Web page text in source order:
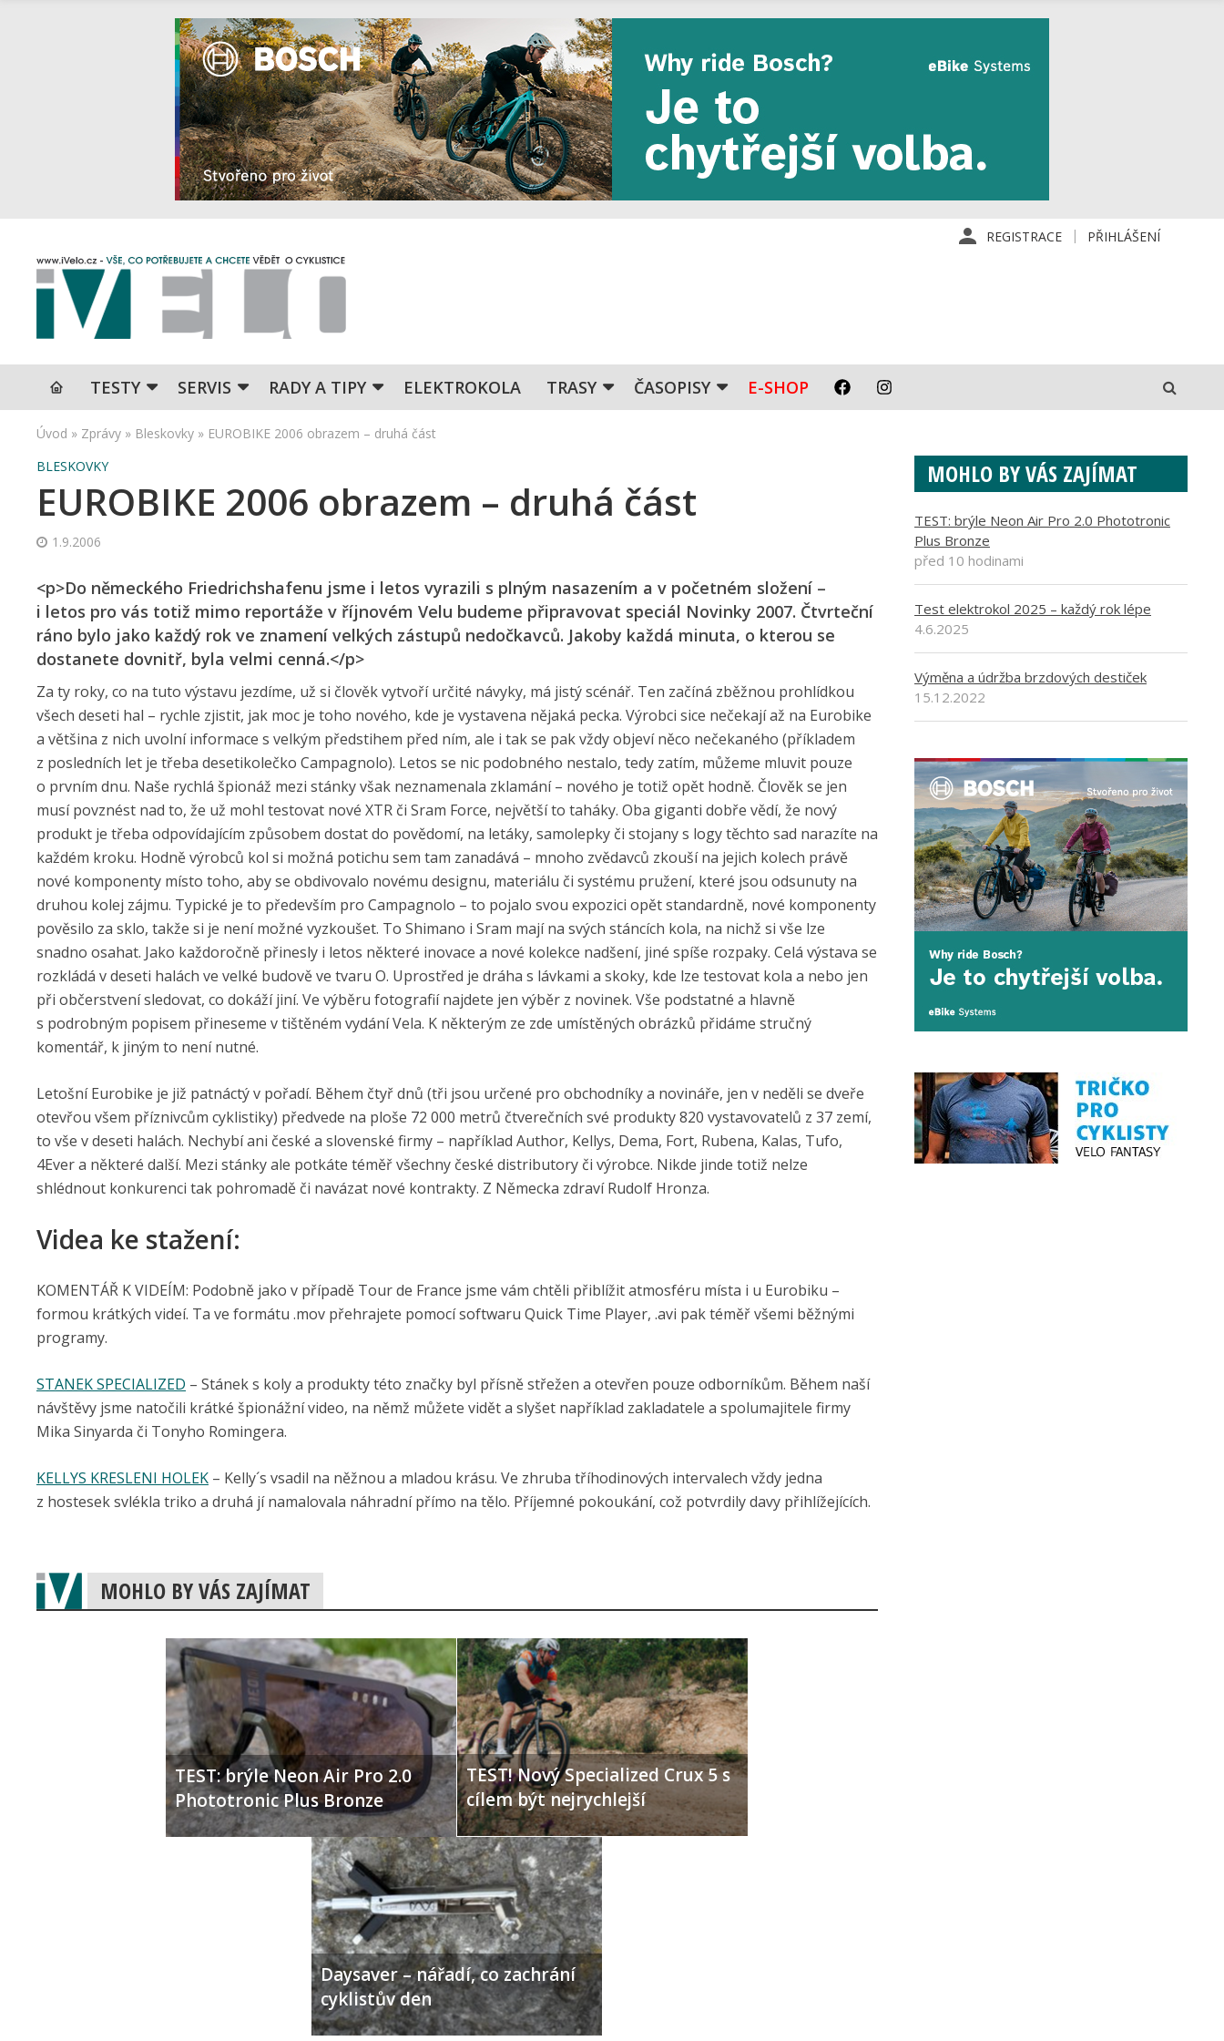
REGISTRACE PŘIHLÁŠENÍ
TESTY SERVIS RADY A TIPY ELEKTROKOLA TRASY ČASOPISY E-SHOP
Úvod » Zprávy » Bleskovky » EUROBIKE 2006 obrazem – druhá část
BLESKOVKY
EUROBIKE 2006 obrazem – druhá část
1.9.2006
<p>Do německého Friedrichshafenu jsme i letos vyrazili s plným nasazením a v početném složení –
i letos pro vás totiž mimo reportáže v říjnovém Velu budeme připravovat speciál Novinky 2007. Čtvrteční
ráno bylo jako každý rok ve znamení velkých zástupů nedočkavců. Jakoby každá minuta, o kterou se
dostanete dovnitř, byla velmi cenná.</p>
Za ty roky, co na tuto výstavu jezdíme, už si člověk vytvoří určité návyky, má jistý scénář. Ten začíná zběžnou prohlídkou
všech deseti hal – rychle zjistit, jak moc je toho nového, kde je vystavena nějaká pecka. Výrobci sice nečekají až na Eurobike
a většina z nich uvolní informace s velkým předstihem před ním, ale i tak se pak vždy objeví něco nečekaného (příkladem
z posledních let je třeba desetikolečko Campagnolo). Letos se nic podobného nestalo, tedy zatím, můžeme mluvit pouze
o prvním dnu. Naše rychlá špionáž mezi stánky však neznamenala zklamání – nového je totiž opět hodně. Člověk se jen
musí povznést nad to, že už mohl testovat nové XTR či Sram Force, největší to taháky. Oba giganti dobře vědí, že nový
produkt je třeba odpovídajícím způsobem dostat do povědomí, na letáky, samolepky či stojany s logy těchto sad narazíte na
každém kroku. Hodně výrobců kol si možná potichu sem tam zanadává – mnoho zvědavců zkouší na jejich kolech právě
nové komponenty místo toho, aby se obdivovalo novému designu, materiálu či systému pružení, které jsou odsunuty na
druhou kolej zájmu. Typické je to především pro Campagnolo – to pojalo svou expozici opět standardně, nové komponenty
pověsilo za sklo, takže si je není možné vyzkoušet. To Shimano i Sram mají na svých stáncích kola, na nichž si vše lze
snadno osahat. Jako každoročně přinesly i letos některé inovace a nové kolekce nadšení, jiné spíše rozpaky. Celá výstava se
rozkládá v deseti halách ve velké budově ve tvaru O. Uprostřed je dráha s lávkami a skoky, kde lze testovat kola a nebo jen
při občerstvení sledovat, co dokáží jiní. Ve výběru fotografií najdete jen výběr z novinek. Vše podstatné a hlavně
s podrobným popisem přineseme v tištěném vydání Vela. K některým ze zde umístěných obrázků přidáme stručný
komentář, k jiným to není nutné.
Letošní Eurobike je již patnáctý v pořadí. Během čtyř dnů (tři jsou určené pro obchodníky a novináře, jen v neděli se dveře
otevřou všem příznivcům cyklistiky) předvede na ploše 72 000 metrů čtverečních své produkty 820 vystavovatelů z 37 zemí,
to vše v deseti halách. Nechybí ani české a slovenské firmy – například Author, Kellys, Dema, Fort, Rubena, Kalas, Tufo,
4Ever a některé další. Mezi stánky ale potkáte téměř všechny české distributory či výrobce. Nikde jinde totiž nelze
shlédnout konkurenci tak pohromadě či navázat nové kontrakty. Z Německa zdraví Rudolf Hronza.
Videa ke stažení:
KOMENTÁŘ K VIDEÍM: Podobně jako v případě Tour de France jsme vám chtěli přiblížit atmosféru místa i u Eurobiku –
formou krátkých videí. Ta ve formátu .mov přehrajete pomocí softwaru Quick Time Player, .avi pak téměř všemi běžnými
programy.
STANEK SPECIALIZED – Stánek s koly a produkty této značky byl přísně střežen a otevřen pouze odborníkům. Během naší
návštěvy jsme natočili krátké špionážní video, na němž můžete vidět a slyšet například zakladatele a spolumajitele firmy
Mika Sinyarda či Tonyho Romingera.
KELLYS KRESLENI HOLEK – Kelly´s vsadil na něžnou a mladou krásu. Ve zhruba tříhodinových intervalech vždy jedna
z hostesek svlékla triko a druhá jí namalovala náhradní přímo na tělo. Příjemné pokoukání, což potvrdily davy přihlížejících.
MOHLO BY VÁS ZAJÍMAT
TEST: brýle Neon Air Pro 2.0
Phototronic Plus Bronze
TEST! Nový Specialized Crux 5 s
cílem být nejrychlejší
Daysaver – nářadí, co zachrání
cyklistův den
MOHLO BY VÁS ZAJÍMAT
TEST: brýle Neon Air Pro 2.0 Phototronic
Plus Bronze
před 10 hodinami
Test elektrokol 2025 – každý rok lépe
4.6.2025
Výměna a údržba brzdových destiček
15.12.2022